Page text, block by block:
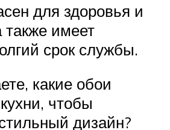
для здоровья и
также имеет
срок службы.
какие обои
чтобы
дизайн?